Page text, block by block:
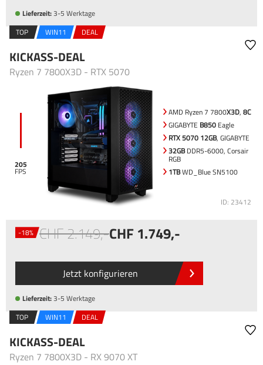
Lieferzeit:3-5 Werktage
TOP
WIN11 DEAL
KICKASS-DEAL
Ryzen 7 7800X3D - RTX 5070
205
AMD Ryzen 7 7800X3D, 8C
GIGABYTE B850Eagle
RTX 5070 12GB, GIGABYTE
32GBDDR5-6000, Corsair
RGB
1TBWD_Blue SN5100
ID: 23412
-18% 2.149,- 1.749,-
Jetzt konfigurieren
Lieferzeit:3-5 Werktage
TOP
WIN11 DEAL
KICKASS-DEAL
Ryzen 7 7800X3D - RX 9070 XT